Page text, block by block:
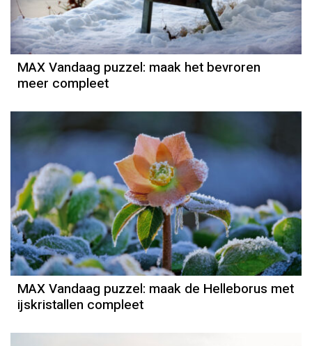
MAX Vandaag puzzel: maak het bevroren
meer compleet
MAX Vandaag puzzel: maak de Helleborus met
ijskristallen compleet